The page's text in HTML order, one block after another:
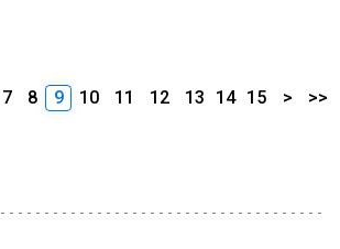
7 8 9 10 11 12 13 14 15 > >>